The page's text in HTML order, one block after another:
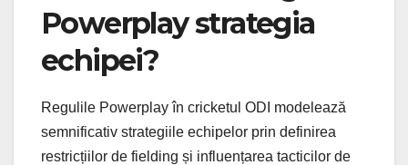
Powerplay strategia
echipei?
Regulile Powerplay în cricketul ODI modelează
semnificativ strategiile echipelor prin definirea
restricțiilor de fielding și influențarea tacticilor de